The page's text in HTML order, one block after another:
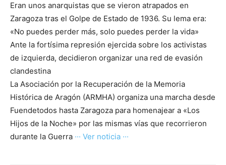
Eran unos anarquistas que se vieron atrapados en
Zaragoza tras el Golpe de Estado de 1936. Su lema era:
«No puedes perder más, solo puedes perder la vida»
Ante la fortísima represión ejercida sobre los activistas
de izquierda, decidieron organizar una red de evasión
clandestina
La Asociación por la Recuperación de la Memoria
Histórica de Aragón (ARMHA) organiza una marcha desde
Fuendetodos hasta Zaragoza para homenajear a «Los
Hijos de la Noche» por las mismas vías que recorrieron
durante la Guerra ··· Ver noticia ···